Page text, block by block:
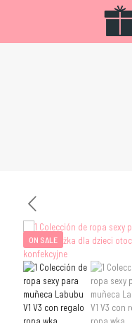
ON SALE